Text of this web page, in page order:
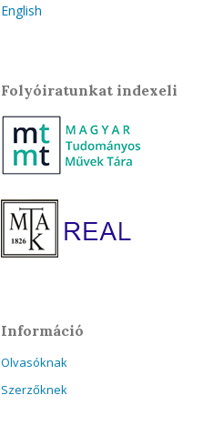
English
Folyóiratunkat indexeli
Információ
Olvasóknak
Szerzőknek